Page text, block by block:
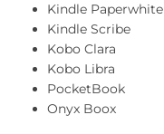
Kindle Paperwhite
Kindle Scribe
Kobo Clara
Kobo Libra
PocketBook
Onyx Boox